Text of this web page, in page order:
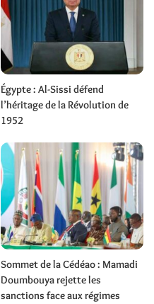
Égypte : Al-Sissi défend
l’héritage de la Révolution de
1952
Sommet de la Cédéao : Mamadi
Doumbouya rejette les
sanctions face aux régimes